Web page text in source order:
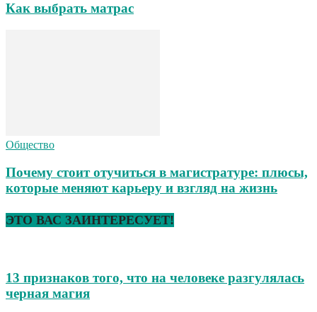
Как выбрать матрас
Общество
Почему стоит отучиться в магистратуре: плюсы,
которые меняют карьеру и взгляд на жизнь
ЭТО ВАС ЗАИНТЕРЕСУЕТ!
13 признаков того, что на человеке разгулялась
черная магия